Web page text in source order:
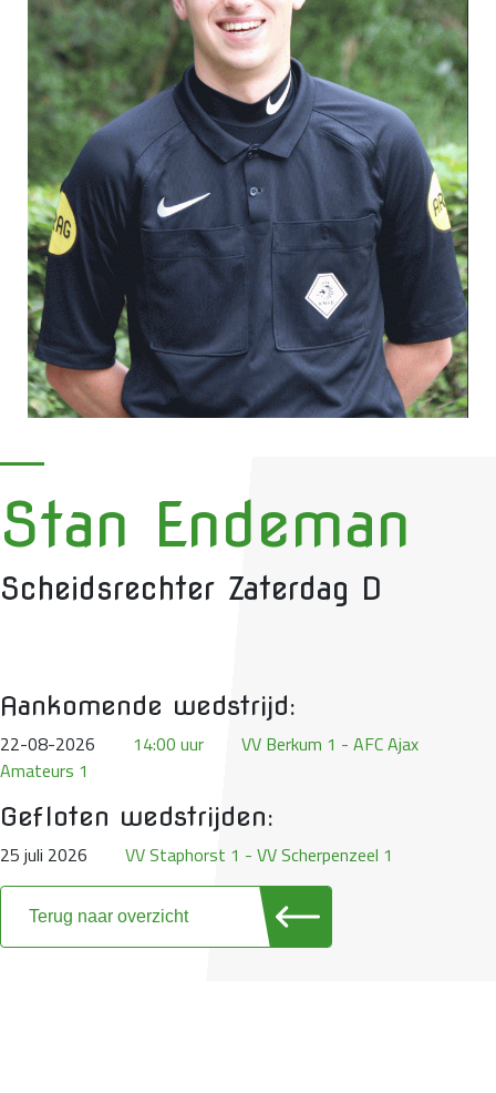
Stan Endeman
Scheidsrechter Zaterdag D
Aankomende wedstrijd:
22-08-2026 14:00 uur
VV Berkum 1 - AFC Ajax
Amateurs 1
Gefloten wedstrijden:
25 juli 2026 VV Staphorst 1 - VV Scherpenzeel 1
Terug naar overzicht